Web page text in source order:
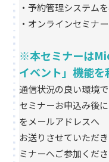
・予約管理システム
・オンラインセミナ
※本セミナーは
イベント」機能を
通信状況の良い環境
セミナーお申込み後
をメールアドレスへ
お送りさせていただ
ミナーへご参加くださ